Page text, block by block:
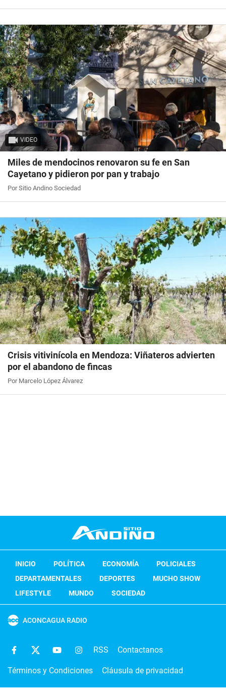
VIDEO
Miles de mendocinos renovaron su fe en San
Cayetano y pidieron por pan y trabajo
Por Sitio Andino Sociedad
Crisis vitivinícola en Mendoza: Viñateros advierten
por el abandono de fincas
Por Marcelo López Álvarez
INICIO POLÍTICA ECONOMÍA
POLICIALES
DEPARTAMENTALES
DEPORTES
MUCHO SHOW
LIFESTYLE
MUNDO SOCIEDAD
ACONCAGUA RADIO
RSS Contactanos
Términos y Condiciones Cláusula de privacidad